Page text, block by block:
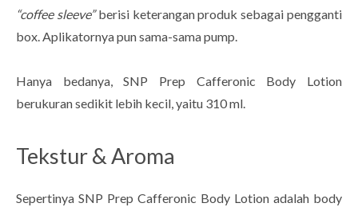
“coffee sleeve”berisi keterangan produk sebagai pengganti
box. Aplikatornya pun sama-sama pump.
Hanya bedanya, SNP Prep Cafferonic Body Lotion
berukuran sedikit lebih kecil, yaitu 310 ml.
Tekstur & Aroma
Sepertinya SNP Prep Cafferonic Body Lotion adalah body